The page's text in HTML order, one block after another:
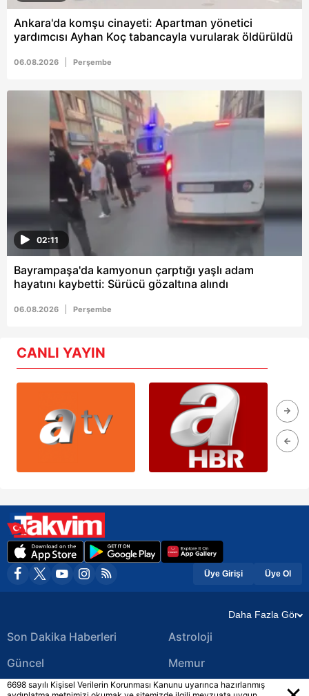
Ankara'da komşu cinayeti: Apartman yönetici
yardımcısı Ayhan Koç tabancayla vurularak öldürüldü
06.08.2026 Perşembe
02:11
Bayrampaşa'da kamyonun çarptığı yaşlı adam
hayatını kaybetti: Sürücü gözaltına alındı
06.08.2026 Perşembe
CANLI YAYIN
Üye Girişi Üye Ol
Daha Fazla Gör
Son Dakika Haberleri
Güncel
Ekonomi Haberleri
Astroloji
Memur
Yerel Haberler
6698 sayılı Kişisel Verilerin Korunması Kanunu uyarınca hazırlanmış